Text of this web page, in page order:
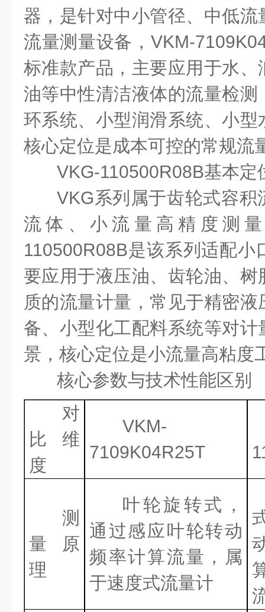
器，是针对中小管径、中低
流量测量设备， VKM-
标准款产品，主要应用于水
油等中性清洁液体的流量检
环系统、小型润滑系统、小
核心定位是成本可控的常规流
VKG-110500R08B基本定
VKG系列属于齿轮式容
流体、小流量高精度测
110500R08B是该系列适配小
要应用于液压油、齿轮油、
质的流量计量，常见于精密
备、小型化工配料系统等对
景，核心定位是小流量高粘度
核心参数与技术性能区别
对
比维
度
VKM-
7109K04R25T
测
量原
理
叶轮旋转式，
通过感应叶轮转动
频率计算流量，属
于速度式流量计